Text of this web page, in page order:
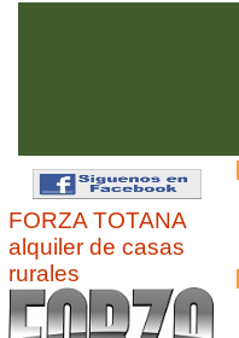
FORZA TOTANA
alquiler de casas
rurales